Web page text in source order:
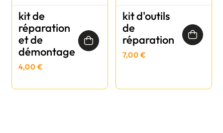
kit de
réparation
et de
démontage
4,00 €
kit d'outils
de
réparation
7,00 €